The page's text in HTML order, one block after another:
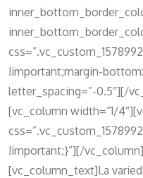
!important;margin-
letter_spacing=”-0.5″][/
[vc_column width=”1/
!important;}”][/
[vc_column_text]La